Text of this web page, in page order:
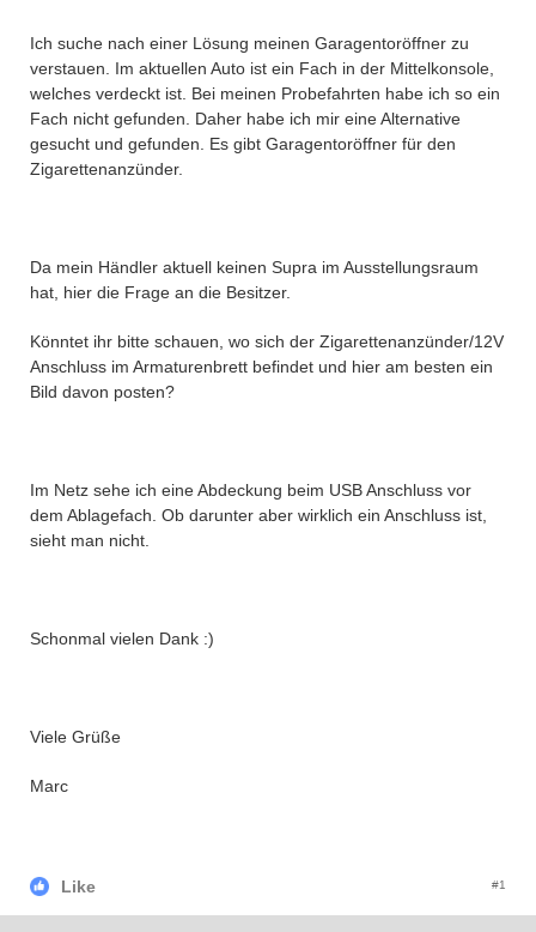
Ich suche nach einer Lösung meinen Garagentoröffner zu
verstauen. Im aktuellen Auto ist ein Fach in der Mittelkonsole,
welches verdeckt ist. Bei meinen Probefahrten habe ich so ein
Fach nicht gefunden. Daher habe ich mir eine Alternative
gesucht und gefunden. Es gibt Garagentoröffner für den
Zigarettenanzünder.
Da mein Händler aktuell keinen Supra im Ausstellungsraum
hat, hier die Frage an die Besitzer.
Könntet ihr bitte schauen, wo sich der Zigarettenanzünder/12V
Anschluss im Armaturenbrett befindet und hier am besten ein
Bild davon posten?
Im Netz sehe ich eine Abdeckung beim USB Anschluss vor
dem Ablagefach. Ob darunter aber wirklich ein Anschluss ist,
sieht man nicht.
Schonmal vielen Dank :)
Viele Grüße
Marc
Like #1